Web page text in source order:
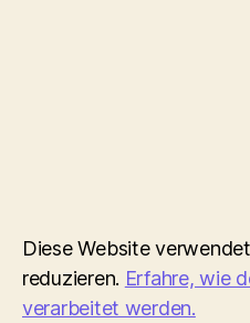
Diese Website
reduzieren. Erfahre, wie
verarbeitet werden.